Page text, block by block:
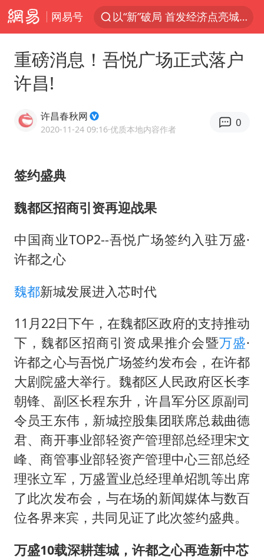
网易号
以“新”破局 首发经济点亮城市消费活力
郑国霖回应去景区上班被保安拦下
感觉全东北都在等7号
多地要求领导干部带头休假
对话重庆地铁吐血女孩
中国五箭齐发反制美国
韩国到底有多热
龚宝冬烈士安葬仪式举行
中国经济展现强大韧性和活力
重磅消息！吾悦广场正式落户
许昌!
许昌春秋网
2020-11-24 09:16·优质本地内容作者
0
签约盛典
魏都区招商引资再迎战果
中国商业TOP2--吾悦广场签约入驻万盛·
许都之心
魏都新城发展进入芯时代
11月22日下午，在魏都区政府的支持推动
下，魏都区招商引资成果推介会暨万盛·
许都之心与吾悦广场签约发布会，在许都
大剧院盛大举行。魏都区人民政府区长李
朝锋、副区长程东升，许昌军分区原副司
令员王东伟，新城控股集团联席总裁曲德
君、商开事业部轻资产管理部总经理宋文
峰、商管事业部轻资产管理中心三部总经
理张立军，万盛置业总经理单炤凯等出席
了此次发布会，与在场的新闻媒体与数百
位各界来宾，共同见证了此次签约盛典。
万盛10载深耕莲城，许都之心再造新中芯